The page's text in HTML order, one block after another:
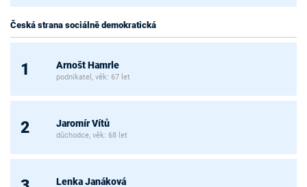
Česká strana sociálně demokratická
1 Arnošt Hamrle
podnikatel, věk: 67 let
2 Jaromír Vítů
důchodce, věk: 68 let
Lenka Janáková